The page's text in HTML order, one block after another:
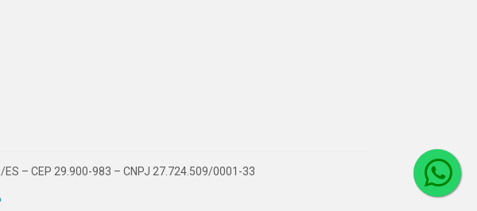
– CEP 29.900-983 – CNPJ 27.724.509/0001-33